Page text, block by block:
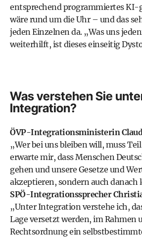
entsprechend programmiertes KI-
wäre rund um die Uhr – und das
jeden Einzelnen da. „Was uns
weiterhilft, ist dieses einseitig
Was verstehen Sie
Integration?
ÖVP-Integrationsministerin
„Wer bei uns bleiben will, muss
erwarte mir, dass Menschen
gehen und unsere Gesetze und
akzeptieren, sondern auch danach
SPÖ-Integrationssprecher
„Unter Integration verstehe ich,
Lage versetzt werden, im Rahmen
Rechtsordnung ein